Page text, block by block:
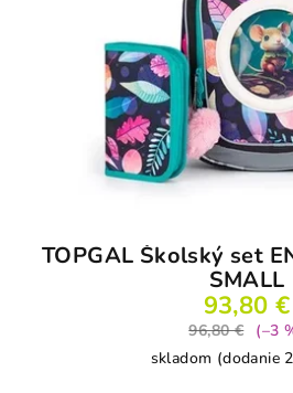
TOPGAL Školský set
SMALL
93,80 €
96,80 €
(–3
skladom (dodanie